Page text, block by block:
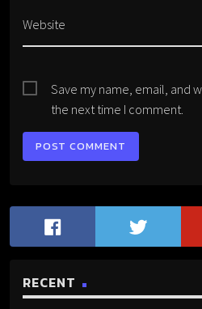
Website
Save my name, email, and
the next time I comment.
RECENT